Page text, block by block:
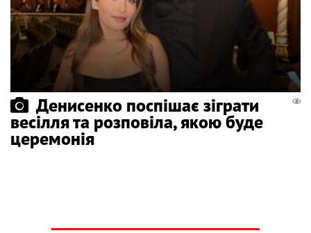
Денисенко поспішає зіграти
весілля та розповіла, якою буде
церемонія